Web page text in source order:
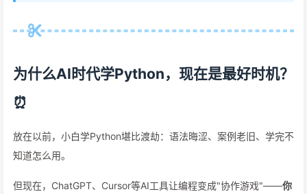
为什么AI时代学Python，现在是最好时机？
⏰
放在以前，小白学Python堪比渡劫：语法晦涩、案例老旧、学完不
知道怎么用。
但现在，ChatGPT、Cursor等AI工具让编程变成"协作游戏"——你